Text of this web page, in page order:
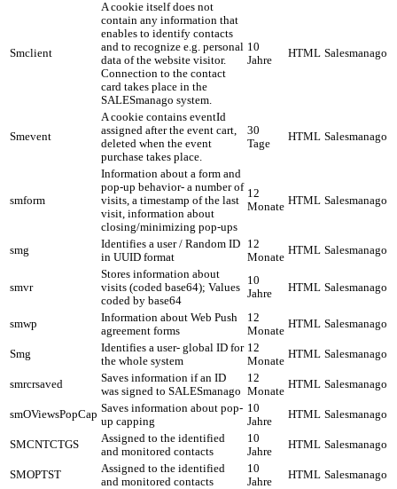
Smclient
A cookie itself does not
contain any information that
enables to identify contacts
and to recognize e.g. personal
data of the website visitor.
Connection to the contact
card takes place in the
SALESmanago system.
10
Jahre
HTML Salesmanago
Smevent
A cookie contains eventId
assigned after the event cart,
deleted when the event
purchase takes place.
30
Tage
HTML Salesmanago
smform
Information about a form and
pop-up behavior- a number of
visits, a timestamp of the last
visit, information about
closing/minimizing pop-ups
12
Monate HTML Salesmanago
smg
Identifies a user / Random ID
in UUID format
12
Monate
HTML Salesmanago
smvr
Stores information about
visits (coded base64); Values
coded by base64
10
Jahre
HTML Salesmanago
smwp
Information about Web Push
agreement forms
12
Monate
HTML Salesmanago
Smg
Identifies a user- global ID for
the whole system
12
Monate
HTML Salesmanago
smrcrsaved
Saves information if an ID
was signed to SALESmanago
12
Monate
HTML Salesmanago
smOViewsPopCap Saves information about pop-
up capping
10
Jahre
HTML Salesmanago
SMCNTCTGS
Assigned to the identified
and monitored contacts
10
Jahre
HTML Salesmanago
SMOPTST
Assigned to the identified
and monitored contacts
10
Jahre
HTML Salesmanago